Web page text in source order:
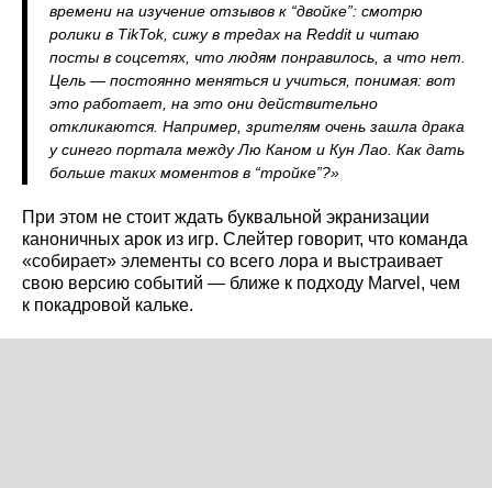
времени на изучение отзывов к “двойке”: смотрю
ролики в TikTok, сижу в тредах на Reddit и читаю
посты в соцсетях, что людям понравилось, а что нет.
Цель — постоянно меняться и учиться, понимая: вот
это работает, на это они действительно
откликаются. Например, зрителям очень зашла драка
у синего портала между Лю Каном и Кун Лао. Как дать
больше таких моментов в “тройке”?»
При этом не стоит ждать буквальной экранизации
каноничных арок из игр. Слейтер говорит, что команда
«собирает» элементы со всего лора и выстраивает
свою версию событий — ближе к подходу Marvel, чем
к покадровой кальке.